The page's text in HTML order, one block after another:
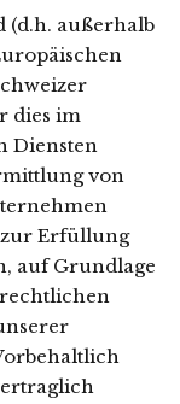
(d.h. außerhalb
dies im
Diensten
von
zur Erfüllung
auf Grundlage